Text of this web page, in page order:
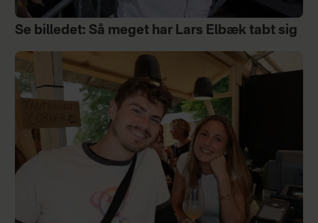
Se billedet: Så meget har Lars Elbæk tabt sig